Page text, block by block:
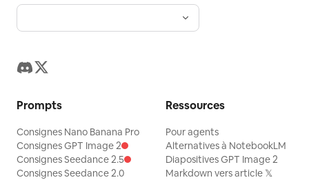
Prompts
Consignes Nano Banana Pro
Consignes GPT Image 2
Consignes Seedance 2.5
Consignes Seedance 2.0
Ressources
Pour agents
Alternatives à NotebookLM
Diapositives GPT Image 2
Markdown vers article 𝕏